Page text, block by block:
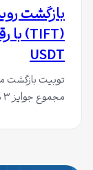
بازگشت
USDT
مجموع جوایز ۳ میلیون دلاری از ۱۲ آگوست تا…